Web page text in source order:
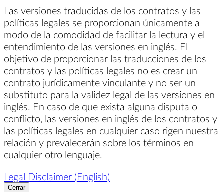
Las versiones traducidas de los contratos y las
políticas legales se proporcionan únicamente a
modo de la comodidad de facilitar la lectura y el
entendimiento de las versiones en inglés. El
objetivo de proporcionar las traducciones de los
contratos y las políticas legales no es crear un
contrato jurídicamente vinculante y no ser un
substituto para la validez legal de las versiones en
inglés. En caso de que exista alguna disputa o
conflicto, las versiones en inglés de los contratos y
las políticas legales en cualquier caso rigen nuestra
relación y prevalecerán sobre los términos en
cualquier otro lenguaje.
Legal Disclaimer (English)
Cerrar